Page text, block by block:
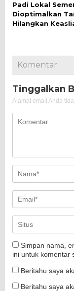
Padi Lokal
Dioptimalkan
Hilangkan
Komentar
Tinggalkan
Alamat email Anda
Simpan nama,
ini untuk komentar
Beritahu saya
Beritahu saya